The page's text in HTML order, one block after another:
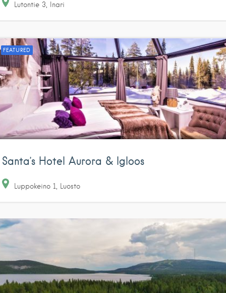
Lutontie 3 Inari
FEATURED
Santa’s Hotel Aurora & Igloos
Luppokeino 1 Luosto